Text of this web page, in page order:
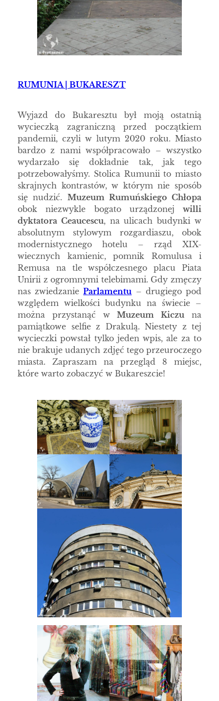
RUMUNIA | BUKARESZT
Wyjazd do Bukaresztu był moją ostatnią
wycieczką zagraniczną przed początkiem
pandemii, czyli w lutym 2020 roku. Miasto
bardzo z nami współpracowało – wszystko
wydarzało się dokładnie tak, jak tego
potrzebowałyśmy. Stolica Rumunii to miasto
skrajnych kontrastów, w którym nie sposób
się nudzić. Muzeum Rumuńskiego Chłopa
obok niezwykle bogato urządzonej willi
dyktatora Ceaucescu, na ulicach budynki w
absolutnym stylowym rozgardiaszu, obok
modernistycznego hotelu – rząd XIX-
wiecznych kamienic, pomnik Romulusa i
Remusa na tle współczesnego placu Piata
Unirii z ogromnymi telebimami. Gdy zmęczy
nas zwiedzanieParlamentu– drugiego pod
względem wielkości budynku na świecie –
można przystanąć wMuzeum Kiczu na
pamiątkowe selfie z Drakulą. Niestety z tej
wycieczki powstał tylko jeden wpis, ale za to
nie brakuje udanych zdjęć tego przeuroczego
miasta. Zapraszam na przegląd 8 miejsc,
które warto zobaczyć w Bukareszcie!